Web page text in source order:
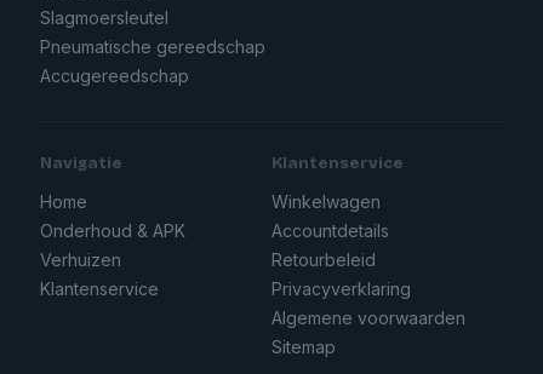
Slagmoersleutel
Pneumatische gereedschap
Accugereedschap
Navigatie
Home
Onderhoud & APK
Verhuizen
Klantenservice
Klantenservice
Winkelwagen
Accountdetails
Retourbeleid
Privacyverklaring
Algemene voorwaarden
Sitemap